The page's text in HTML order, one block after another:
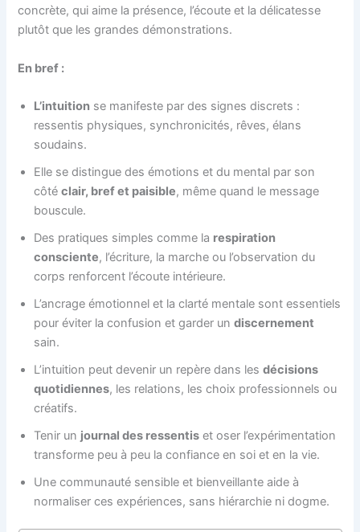
concrète, qui aime la présence, l’écoute et la délicatesse
plutôt que les grandes démonstrations.
En bref :
L’intuition se manifeste par des signes discrets :
ressentis physiques, synchronicités, rêves, élans
soudains.
Elle se distingue des émotions et du mental par son
côtéclair, bref et paisible, même quand le message
bouscule.
Des pratiques simples comme la respiration
consciente, l’écriture, la marche ou l’observation du
corps renforcent l’écoute intérieure.
L’ancrage émotionnel et la clarté mentale sont essentiels
pour éviter la confusion et garder undiscernement
sain.
L’intuition peut devenir un repère dans lesdécisions
quotidiennes, les relations, les choix professionnels ou
créatifs.
Tenir un journal des ressentis et oser l’expérimentation
transforme peu à peu la confiance en soi et en la vie.
Une communauté sensible et bienveillante aide à
normaliser ces expériences, sans hiérarchie ni dogme.